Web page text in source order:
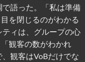
語った。「私は準備
を閉じるのがわかる
ィは、グループの心
観客の数がわかれ
観客はVoBだけでな